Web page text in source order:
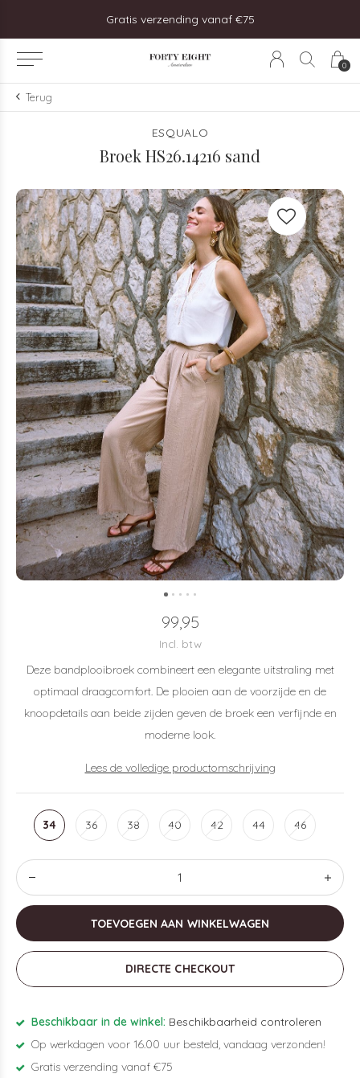
0
Gratis verzending vanaf €75
Terug
ESQUALO
Broek HS26.14216 sand
99,95
Incl. btw
Deze bandplooibroek combineert een elegante uitstraling met
optimaal draagcomfort. De plooien aan de voorzijde en de
knoopdetails aan beide zijden geven de broek een verfijnde en
moderne look.
Lees de volledige productomschrijving
34 36 38 40 42 44 46
TOEVOEGEN AAN WINKELWAGEN
DIRECTE CHECKOUT
Beschikbaar in de winkel: Beschikbaarheid controleren
Op werkdagen voor 16.00 uur besteld, vandaag verzonden!
Gratis verzending vanaf €75